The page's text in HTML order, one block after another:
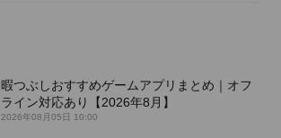
暇つぶしおすすめゲームアプリまとめ｜オフ
ライン対応あり【2026年8月】
2026年08月05日 10:00